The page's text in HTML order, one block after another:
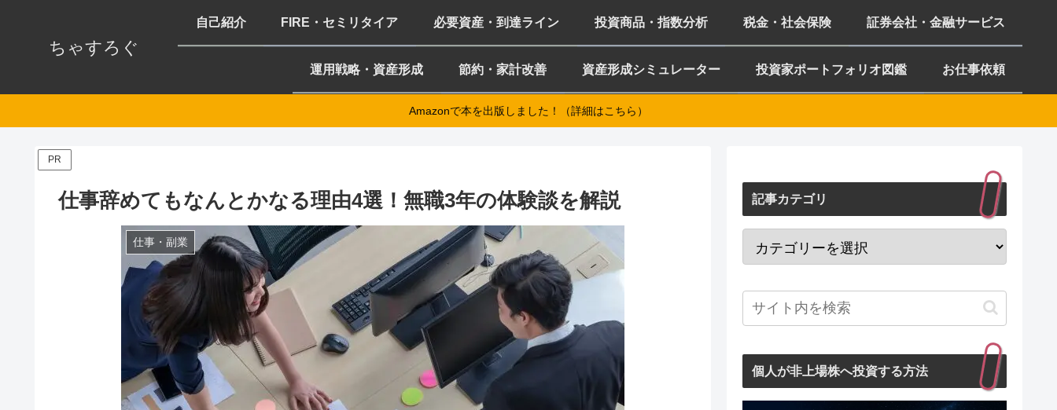
ちゃすろぐ
自己紹介 FIRE・セミリタイア 必要資産・到達ライン 投資商品・指数分析 税金・社会保険 証券会社・金融サービス
運用戦略・資産形成 節約・家計改善 資産形成シミュレーター 投資家ポートフォリオ図鑑 お仕事依頼
Amazonで本を出版しました！（詳細はこちら）
PR
仕事辞めてもなんとかなる理由4選！無職3年の体験談を解説
仕事・副業
記事カテゴリ
個人が非上場株へ投資する方法